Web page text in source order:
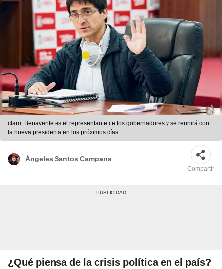
claro. Benavente es el representante de los gobernadores y se reunirá con
la nueva presidenta en los próximos días.
Ángeles Santos Campana
Compartir
¿Qué piensa de la crisis política en el país?